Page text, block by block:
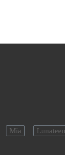
Mía Lunateen